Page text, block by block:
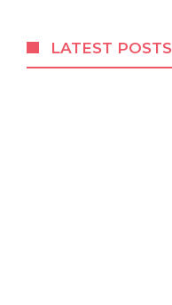
LATEST POSTS